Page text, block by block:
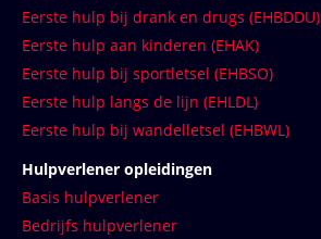
Eerste hulp bij drank en drugs (EHBDDU)
Eerste hulp aan kinderen (EHAK)
Eerste hulp bij sportletsel (EHBSO)
Eerste hulp langs de lijn (EHLDL)
Eerste hulp bij wandelletsel (EHBWL)
Hulpverlener opleidingen
Basis hulpverlener
Bedrijfs hulpverlener